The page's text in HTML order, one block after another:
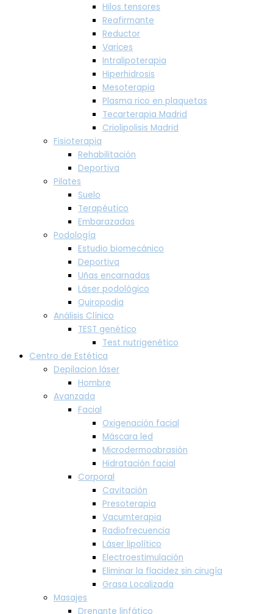
Hilos tensores
Reafirmante
Reductor
Varices
Intralipoterapia
Hiperhidrosis
Mesoterapia
Plasma rico en plaquetas
Tecarterapia Madrid
Criolipolisis Madrid
Fisioterapia
Rehabilitación
Deportiva
Pilates
Suelo
Terapéutico
Embarazadas
Podología
Estudio biomecánico
Deportiva
Uñas encarnadas
Láser podológico
Quiropodia
Análisis Clínico
TEST genético
Test nutrigenético
Centro de Estética
Depilacion láser
Hombre
Avanzada
Facial
Oxigenación facial
Máscara led
Microdermoabrasión
Hidratación facial
Corporal
Cavitación
Presoterapia
Vacumterapia
Radiofrecuencia
Láser lipolítico
Electroestimulación
Eliminar la flacidez sin cirugía
Grasa Localizada
Masajes
Drenante linfático